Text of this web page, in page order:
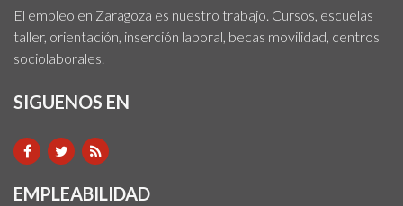
El empleo en Zaragoza es nuestro trabajo. Cursos, escuelas
taller, orientación, inserción laboral, becas movilidad, centros
sociolaborales.
SIGUENOS EN
EMPLEABILIDAD